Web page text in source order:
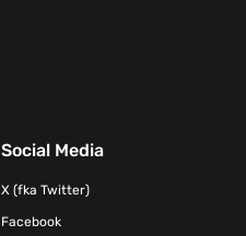
Social Media
X (fka Twitter)
Facebook